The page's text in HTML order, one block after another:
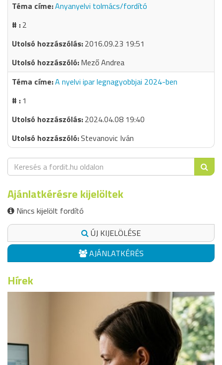
Anyanyelvi tolmács/fordító
2
2016.09.23 19:51
Mező Andrea
A nyelvi ipar legnagyobbjai 2024-ben
1
2024.04.08 19:40
Stevanovic Iván
Ajánlatkérésre kijelöltek
Nincs kijelölt fordító
ÚJ KIJELÖLÉSE
AJÁNLATKÉRÉS
Hírek